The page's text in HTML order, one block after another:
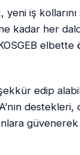
yeni iş
kadar her
edip
güvenerek